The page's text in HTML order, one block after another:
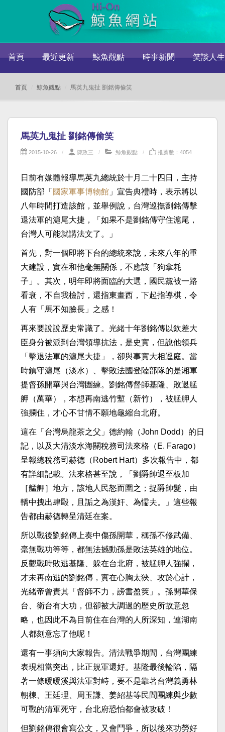
首頁 最近更新 鯨魚觀點 時事新聞 笑談人生
首頁 鯨魚觀點 馬英九鬼扯 劉銘傳偷笑
馬英九鬼扯 劉銘傳偷笑
2015-10-26 陳政三 鯨魚觀點 推薦數：4054
日前有媒體報導馬英九總統於十月二十四日，主持
國防部「 國家軍事博物館 」宣告典禮時，表示將以
八年時間打造該館，並舉例說，台灣巡撫劉銘傳擊
退法軍的滬尾大捷，「如果不是劉銘傳守住滬尾，
台灣人可能就講法文了。」
首先，對一個即將下台的總統來說，未來八年的重
大建設，實在和他毫無關係，不應該「狗拿耗
子」。其次，明年即將面臨的大選，國民黨被一路
看衰，不自我檢討，還指東畫西，下起指導棋，令
人有「馬不知臉長」之感！
再來要說說歷史常識了。光緒十年劉銘傳以欽差大
臣身分被派到台灣領導抗法，是史實，但說他領兵
「擊退法軍的滬尾大捷」，卻與事實大相逕庭。當
時鎮守滬尾（淡水）、擊敗法國登陸部隊的是湘軍
提督孫開華與台灣團練。劉銘傳督師基隆、敗退艋
舺（萬華），本想再南逃竹塹（新竹），被艋舺人
強攔住，才心不甘情不願地龜縮台北府。
這在「台灣烏龍茶之父」德約翰（John Dodd）的日
記，以及大清淡水海關稅務司法來格（E. Farago）
呈報總稅務司赫德（Robert Hart）多次報告中，都
有詳細記載。法來格甚至說，「劉爵帥退至板加
［艋舺］地方，該地人民怒而圍之；捉爵帥髮，由
轎中拽出肆毆，且詬之為漢奸、為懦夫。」這些報
告都由赫德轉呈清廷在案。
所以戰後劉銘傳上奏中傷孫開華，稱孫不修武備、
毫無戰功等等，都無法撼動孫是敗法英雄的地位。
反觀戰時敗逃基隆、躲在台北府，被艋舺人強攔，
才未再南逃的劉銘傳，實在心胸太狹、攻於心計，
光緒帝曾責其「督師不力，謗書盈筴」。孫開華保
台、衛台有大功，但卻被大調過的歷史所故意忽
略，也因此不為目前住在台灣的人所深知，連湖南
人都刻意忘了他呢！
還有一事須向大家報告。清法戰爭期間，台灣團練
表現相當突出，比正規軍還好。基隆最後輪陷，隔
著一條暖暖溪與法軍對峙，要不是靠著台灣義勇林
朝棟、王廷理、周玉謙、姜紹基等民間團練與少數
可戰的清軍死守，台北府恐怕都會被攻破！
但劉銘傳很會寫公文，又會鬥爭，所以後來功勞好